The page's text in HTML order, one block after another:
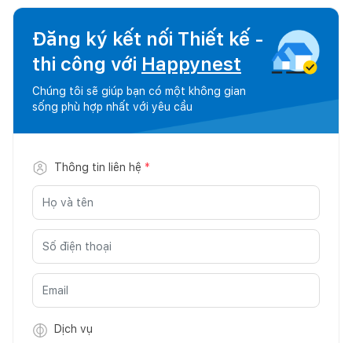
Đăng ký kết nối Thiết kế -
thi công với Happynest
Chúng tôi sẽ giúp bạn có một không gian
sống phù hợp nhất với yêu cầu
Thông tin liên hệ *
Dịch vụ